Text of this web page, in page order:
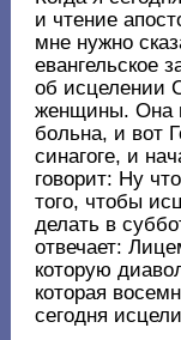
и чтение
мне нужно
евангельское
об исцелении
женщины. Она
больна, и вот
синагоге, и
говорит: Ну
того, чтобы
делать в
отвечает:
которую
которая
сегодня